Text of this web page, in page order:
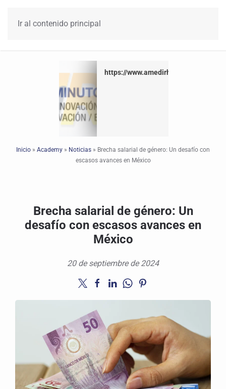
Ir al contenido principal
https://www.amedirh.com.mx
Inicio » Academy » Noticias » Brecha salarial de género: Un desafío con
escasos avances en México
Brecha salarial de género: Un
desafío con escasos avances en
México
20 de septiembre de 2024